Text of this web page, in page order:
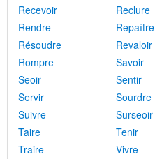
Recevoir
Reclure
Rendre
Repaître
Résoudre
Revaloir
Rompre
Savoir
Seoir
Sentir
Servir
Sourdre
Suivre
Surseoir
Taire
Tenir
Traire
Vivre